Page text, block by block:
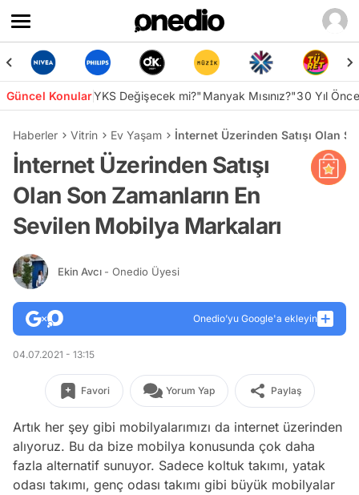
Güncel KonularYKS Değişecek mi?"Manyak Mısınız?"30 Yıl
Haberler Vitrin Ev Yaşam İnternet Üzerinden Satışı Olan
İnternet Üzerinden Satışı
Olan Son Zamanların En
Sevilen Mobilya Markaları
Ekin Avcı - Onedio Üyesi
Onedio’yu Google'a ekleyin
04.07.2021 - 13:15
Favori Yorum Yap Paylaş
Artık her şey gibi mobilyalarımızı da internet üzerinden
alıyoruz. Bu da bize mobilya konusunda çok daha
fazla alternatif sunuyor. Sadece koltuk takımı, yatak
odası takımı, genç odası takımı gibi büyük mobilyalar